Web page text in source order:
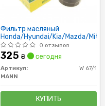
Фильтр масляный
Honda/Hyundai/Kia/Mazda/
0 отзывов
325 ₴ сегодня
Артикул:
W 67/1
MANN
КУПИТЬ